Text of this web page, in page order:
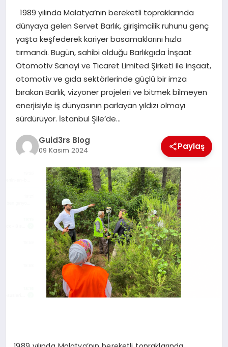
EKONOMI
MAGAZIN
EĞITIM
1989 yılında Malatya’nın bereketli topraklarında
dünyaya gelen Servet Barlık, girişimcilik ruhunu genç
yaşta keşfederek kariyer basamaklarını hızla
tırmandı. Bugün, sahibi olduğu Barlıkgıda İnşaat
Otomotiv Sanayi ve Ticaret Limited Şirketi ile inşaat,
otomotiv ve gıda sektörlerinde güçlü bir imza
bırakan Barlık, vizyoner projeleri ve bitmek bilmeyen
enerjisiyle iş dünyasının parlayan yıldızı olmayı
sürdürüyor. İstanbul Şile’de…
Guid3rs Blog
09 Kasım 2024 Paylaş